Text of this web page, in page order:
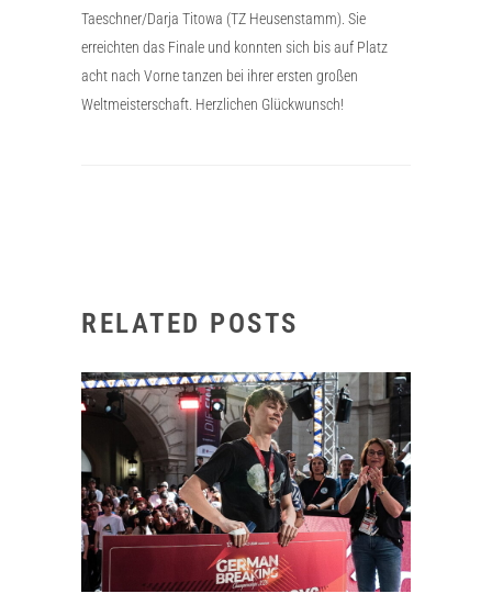
Taeschner/Darja Titowa (TZ Heusenstamm). Sie
erreichten das Finale und konnten sich bis auf Platz
acht nach Vorne tanzen bei ihrer ersten großen
Weltmeisterschaft. Herzlichen Glückwunsch!
RELATED POSTS